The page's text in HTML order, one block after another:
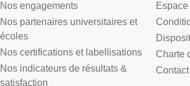
Nos engagements
Nos partenaires universitaires et
écoles
Nos certifications et labellisations
Nos indicateurs de résultats &
satisfaction
Charte
Contact